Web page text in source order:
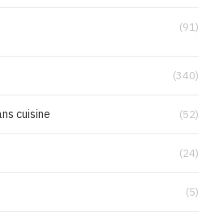
(91)
(340)
cuisine (52)
(24)
(5)